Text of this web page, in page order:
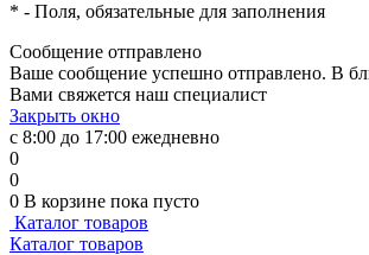
* - Поля, обязательные для заполнения
Сообщение отправлено
Ваше сообщение успешно отправлено. В
Вами свяжется наш специалист
Закрыть окно
с 8:00 до 17:00 ежедневно
0
0
0 В корзине пока пусто
Каталог товаров
Каталог товаров